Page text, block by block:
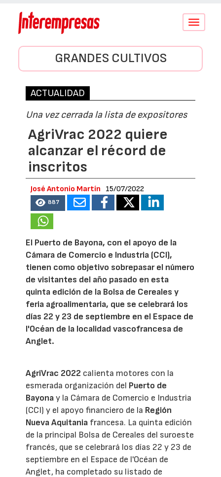
Conmutar
GRANDES CULTIVOS
ACTUALIDAD
Una vez cerrada la lista de expositores
AgriVrac 2022 quiere
alcanzar el récord de
inscritos
José Antonio Martín 15/07/2022
887
El Puerto de Bayona, con el apoyo de la
Cámara de Comercio e Industria (CCI),
tienen como objetivo sobrepasar el número
de visitantes del año pasado en esta
quinta edición de la Bolsa de Cereales y
feria agroalimentaria, que se celebrará los
días 22 y 23 de septiembre en el Espace de
l'Océan de la localidad vascofrancesa de
Anglet.
AgriVrac 2022 calienta motores con la
esmerada organización del Puerto de
Bayonay la Cámara de Comercio e Industria
(CCI) y el apoyo financiero de la Región
Nueva Aquitania francesa. La quinta edición
de la principal Bolsa de Cereales del suroeste
francés, que se celebrará los días 22 y 23 de
septiembre en el Espace de l'Océan de
Anglet, ha completado su listado de